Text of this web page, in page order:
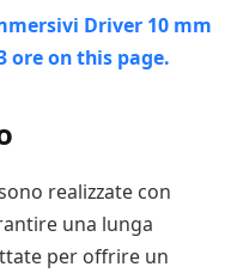
realizzate con
una lunga
per offrire un